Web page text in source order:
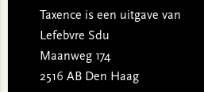
Taxence is een uitgave van
Lefebvre Sdu
Maanweg 174
2516 AB Den Haag